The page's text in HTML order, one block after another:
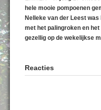
hele mooie pompoenen
Nelleke van der Leest
met het palingroken en
gezellig op de wekelijkse
Reacties